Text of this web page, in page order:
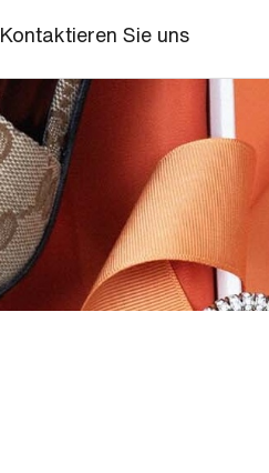
Kontaktieren Sie uns